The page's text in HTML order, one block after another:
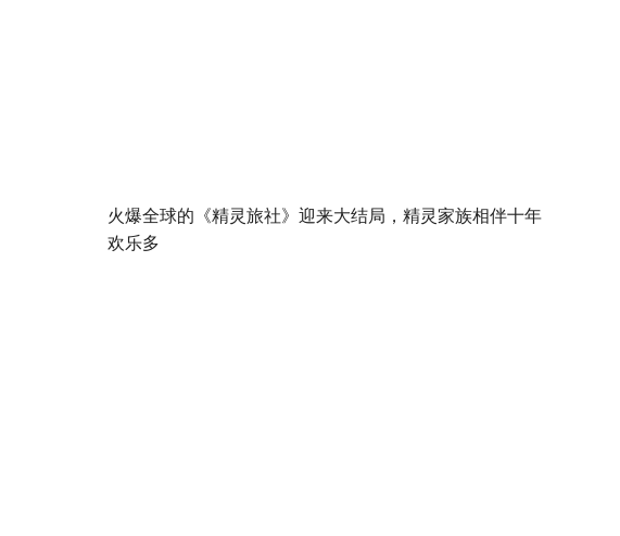
火爆全球的《精灵旅社》迎来大结局，精灵家族相伴十年
欢乐多